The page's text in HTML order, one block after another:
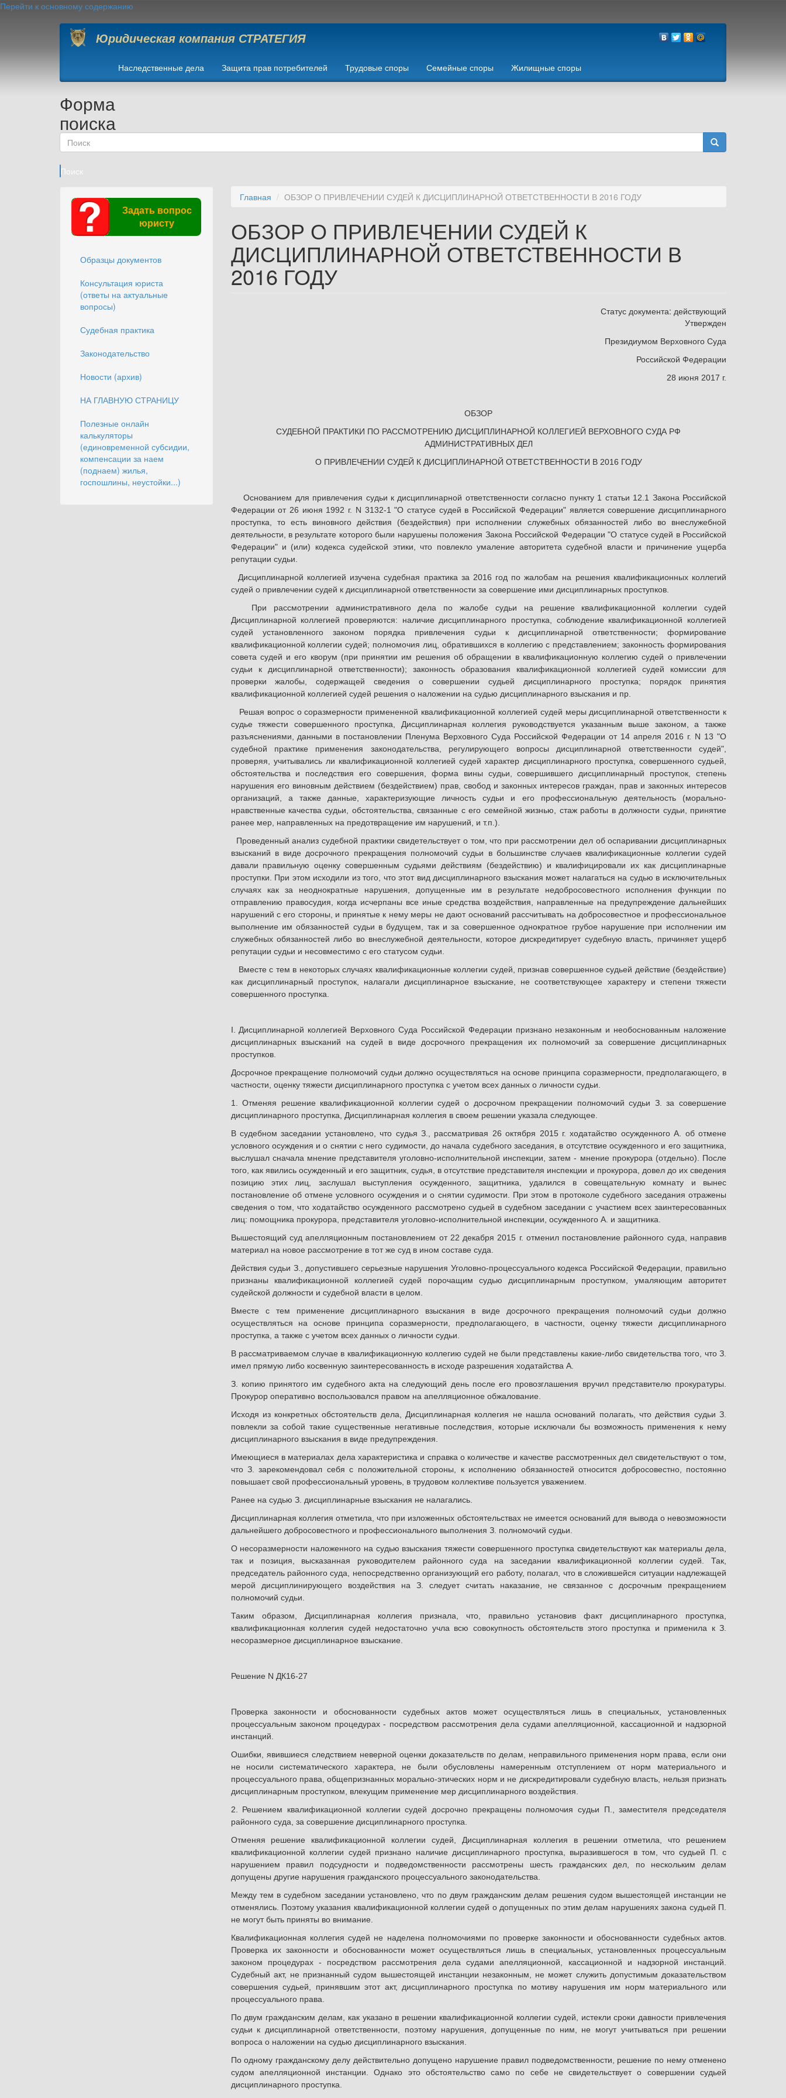
Перейти к основному содержанию
Юридическая компания СТРАТЕГИЯ
Наследственные дела Защита прав потребителей Трудовые споры Семейные споры Жилищные споры
Форма
поиска
Поиск
Задать вопрос
юристу
Образцы документов
Консультация юриста
(ответы на актуальные
вопросы)
Судебная практика
Законодательство
Новости (архив)
НА ГЛАВНУЮ СТРАНИЦУ
Полезные онлайн
калькуляторы
(единовременной субсидии,
компенсации за наем
(поднаем) жилья,
госпошлины, неустойки...)
Главная ОБЗОР О ПРИВЛЕЧЕНИИ СУДЕЙ К ДИСЦИПЛИНАРНОЙ ОТВЕТСТВЕННОСТИ В 2016 ГОДУ
ОБЗОР О ПРИВЛЕЧЕНИИ СУДЕЙ К
ДИСЦИПЛИНАРНОЙ ОТВЕТСТВЕННОСТИ В
2016 ГОДУ
Статус документа: действующий
Утвержден
Президиумом Верховного Суда
Российской Федерации
28 июня 2017 г.
ОБЗОР
СУДЕБНОЙ ПРАКТИКИ ПО РАССМОТРЕНИЮ ДИСЦИПЛИНАРНОЙ КОЛЛЕГИЕЙ ВЕРХОВНОГО СУДА РФ
АДМИНИСТРАТИВНЫХ ДЕЛ
О ПРИВЛЕЧЕНИИ СУДЕЙ К ДИСЦИПЛИНАРНОЙ ОТВЕТСТВЕННОСТИ В 2016 ГОДУ
Основанием для привлечения судьи к дисциплинарной ответственности согласно пункту 1 статьи 12.1 Закона Российской
Федерации от 26 июня 1992 г. N 3132-1 "О статусе судей в Российской Федерации" является совершение дисциплинарного
проступка, то есть виновного действия (бездействия) при исполнении служебных обязанностей либо во внеслужебной
деятельности, в результате которого были нарушены положения Закона Российской Федерации "О статусе судей в Российской
Федерации" и (или) кодекса судейской этики, что повлекло умаление авторитета судебной власти и причинение ущерба
репутации судьи.
Дисциплинарной коллегией изучена судебная практика за 2016 год по жалобам на решения квалификационных коллегий
судей о привлечении судей к дисциплинарной ответственности за совершение ими дисциплинарных проступков.
При рассмотрении административного дела по жалобе судьи на решение квалификационной коллегии судей
Дисциплинарной коллегией проверяются: наличие дисциплинарного проступка, соблюдение квалификационной коллегией
судей установленного законом порядка привлечения судьи к дисциплинарной ответственности; формирование
квалификационной коллегии судей; полномочия лиц, обратившихся в коллегию с представлением; законность формирования
совета судей и его кворум (при принятии им решения об обращении в квалификационную коллегию судей о привлечении
судьи к дисциплинарной ответственности); законность образования квалификационной коллегией судей комиссии для
проверки жалобы, содержащей сведения о совершении судьей дисциплинарного проступка; порядок принятия
квалификационной коллегией судей решения о наложении на судью дисциплинарного взыскания и пр.
Решая вопрос о соразмерности примененной квалификационной коллегией судей меры дисциплинарной ответственности к
судье тяжести совершенного проступка, Дисциплинарная коллегия руководствуется указанным выше законом, а также
разъяснениями, данными в постановлении Пленума Верховного Суда Российской Федерации от 14 апреля 2016 г. N 13 "О
судебной практике применения законодательства, регулирующего вопросы дисциплинарной ответственности судей",
проверяя, учитывались ли квалификационной коллегией судей характер дисциплинарного проступка, совершенного судьей,
обстоятельства и последствия его совершения, форма вины судьи, совершившего дисциплинарный проступок, степень
нарушения его виновным действием (бездействием) прав, свобод и законных интересов граждан, прав и законных интересов
организаций, а также данные, характеризующие личность судьи и его профессиональную деятельность (морально-
нравственные качества судьи, обстоятельства, связанные с его семейной жизнью, стаж работы в должности судьи, принятие
ранее мер, направленных на предотвращение им нарушений, и т.п.).
Проведенный анализ судебной практики свидетельствует о том, что при рассмотрении дел об оспаривании дисциплинарных
взысканий в виде досрочного прекращения полномочий судьи в большинстве случаев квалификационные коллегии судей
давали правильную оценку совершенным судьями действиям (бездействию) и квалифицировали их как дисциплинарные
проступки. При этом исходили из того, что этот вид дисциплинарного взыскания может налагаться на судью в исключительных
случаях как за неоднократные нарушения, допущенные им в результате недобросовестного исполнения функции по
отправлению правосудия, когда исчерпаны все иные средства воздействия, направленные на предупреждение дальнейших
нарушений с его стороны, и принятые к нему меры не дают оснований рассчитывать на добросовестное и профессиональное
выполнение им обязанностей судьи в будущем, так и за совершенное однократное грубое нарушение при исполнении им
служебных обязанностей либо во внеслужебной деятельности, которое дискредитирует судебную власть, причиняет ущерб
репутации судьи и несовместимо с его статусом судьи.
Вместе с тем в некоторых случаях квалификационные коллегии судей, признав совершенное судьей действие (бездействие)
как дисциплинарный проступок, налагали дисциплинарное взыскание, не соответствующее характеру и степени тяжести
совершенного проступка.
I. Дисциплинарной коллегией Верховного Суда Российской Федерации признано незаконным и необоснованным наложение
дисциплинарных взысканий на судей в виде досрочного прекращения их полномочий за совершение дисциплинарных
проступков.
Досрочное прекращение полномочий судьи должно осуществляться на основе принципа соразмерности, предполагающего, в
частности, оценку тяжести дисциплинарного проступка с учетом всех данных о личности судьи.
1. Отменяя решение квалификационной коллегии судей о досрочном прекращении полномочий судьи З. за совершение
дисциплинарного проступка, Дисциплинарная коллегия в своем решении указала следующее.
В судебном заседании установлено, что судья З., рассматривая 26 октября 2015 г. ходатайство осужденного А. об отмене
условного осуждения и о снятии с него судимости, до начала судебного заседания, в отсутствие осужденного и его защитника,
выслушал сначала мнение представителя уголовно-исполнительной инспекции, затем - мнение прокурора (отдельно). После
того, как явились осужденный и его защитник, судья, в отсутствие представителя инспекции и прокурора, довел до их сведения
позицию этих лиц, заслушал выступления осужденного, защитника, удалился в совещательную комнату и вынес
постановление об отмене условного осуждения и о снятии судимости. При этом в протоколе судебного заседания отражены
сведения о том, что ходатайство осужденного рассмотрено судьей в судебном заседании с участием всех заинтересованных
лиц: помощника прокурора, представителя уголовно-исполнительной инспекции, осужденного А. и защитника.
Вышестоящий суд апелляционным постановлением от 22 декабря 2015 г. отменил постановление районного суда, направив
материал на новое рассмотрение в тот же суд в ином составе суда.
Действия судьи З., допустившего серьезные нарушения Уголовно-процессуального кодекса Российской Федерации, правильно
признаны квалификационной коллегией судей порочащим судью дисциплинарным проступком, умаляющим авторитет
судейской должности и судебной власти в целом.
Вместе с тем применение дисциплинарного взыскания в виде досрочного прекращения полномочий судьи должно
осуществляться на основе принципа соразмерности, предполагающего, в частности, оценку тяжести дисциплинарного
проступка, а также с учетом всех данных о личности судьи.
В рассматриваемом случае в квалификационную коллегию судей не были представлены какие-либо свидетельства того, что З.
имел прямую либо косвенную заинтересованность в исходе разрешения ходатайства А.
З. копию принятого им судебного акта на следующий день после его провозглашения вручил представителю прокуратуры.
Прокурор оперативно воспользовался правом на апелляционное обжалование.
Исходя из конкретных обстоятельств дела, Дисциплинарная коллегия не нашла оснований полагать, что действия судьи З.
повлекли за собой такие существенные негативные последствия, которые исключали бы возможность применения к нему
дисциплинарного взыскания в виде предупреждения.
Имеющиеся в материалах дела характеристика и справка о количестве и качестве рассмотренных дел свидетельствуют о том,
что З. зарекомендовал себя с положительной стороны, к исполнению обязанностей относится добросовестно, постоянно
повышает свой профессиональный уровень, в трудовом коллективе пользуется уважением.
Ранее на судью З. дисциплинарные взыскания не налагались.
Дисциплинарная коллегия отметила, что при изложенных обстоятельствах не имеется оснований для вывода о невозможности
дальнейшего добросовестного и профессионального выполнения З. полномочий судьи.
О несоразмерности наложенного на судью взыскания тяжести совершенного проступка свидетельствуют как материалы дела,
так и позиция, высказанная руководителем районного суда на заседании квалификационной коллегии судей. Так,
председатель районного суда, непосредственно организующий его работу, полагал, что в сложившейся ситуации надлежащей
мерой дисциплинирующего воздействия на З. следует считать наказание, не связанное с досрочным прекращением
полномочий судьи.
Таким образом, Дисциплинарная коллегия признала, что, правильно установив факт дисциплинарного проступка,
квалификационная коллегия судей недостаточно учла всю совокупность обстоятельств этого проступка и применила к З.
несоразмерное дисциплинарное взыскание.
Решение N ДК16-27
Проверка законности и обоснованности судебных актов может осуществляться лишь в специальных, установленных
процессуальным законом процедурах - посредством рассмотрения дела судами апелляционной, кассационной и надзорной
инстанций.
Ошибки, явившиеся следствием неверной оценки доказательств по делам, неправильного применения норм права, если они
не носили систематического характера, не были обусловлены намеренным отступлением от норм материального и
процессуального права, общепризнанных морально-этических норм и не дискредитировали судебную власть, нельзя признать
дисциплинарным проступком, влекущим применение мер дисциплинарного воздействия.
2. Решением квалификационной коллегии судей досрочно прекращены полномочия судьи П., заместителя председателя
районного суда, за совершение дисциплинарного проступка.
Отменяя решение квалификационной коллегии судей, Дисциплинарная коллегия в решении отметила, что решением
квалификационной коллегии судей признано наличие дисциплинарного проступка, выразившегося в том, что судьей П. с
нарушением правил подсудности и подведомственности рассмотрены шесть гражданских дел, по нескольким делам
допущены другие нарушения гражданского процессуального законодательства.
Между тем в судебном заседании установлено, что по двум гражданским делам решения судом вышестоящей инстанции не
отменялись. Поэтому указания квалификационной коллегии судей о допущенных по этим делам нарушениях закона судьей П.
не могут быть приняты во внимание.
Квалификационная коллегия судей не наделена полномочиями по проверке законности и обоснованности судебных актов.
Проверка их законности и обоснованности может осуществляться лишь в специальных, установленных процессуальным
законом процедурах - посредством рассмотрения дела судами апелляционной, кассационной и надзорной инстанций.
Судебный акт, не признанный судом вышестоящей инстанции незаконным, не может служить допустимым доказательством
совершения судьей, принявшим этот акт, дисциплинарного проступка по мотиву нарушения им норм материального или
процессуального права.
По двум гражданским делам, как указано в решении квалификационной коллегии судей, истекли сроки давности привлечения
судьи к дисциплинарной ответственности, поэтому нарушения, допущенные по ним, не могут учитываться при решении
вопроса о наложении на судью дисциплинарного взыскания.
По одному гражданскому делу действительно допущено нарушение правил подведомственности, решение по нему отменено
судом апелляционной инстанции. Однако это обстоятельство само по себе не свидетельствует о совершении судьей
дисциплинарного проступка.